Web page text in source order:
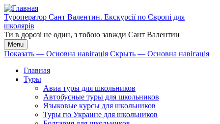
Перейти
к
основному
содержанию
Туроператор Сант Валентин. Екскурсії по Європі для
школярів
Ти в дорозі не один, з тобою завжди Сант Валентин
Menu
Основна
навігація
Показать — Основна навігація Скрыть — Основна навігація
Главная
Туры
Авиа туры для школьников
Автобусные туры для школьников
Языковые курсы для школьников
Туры по Украине для школьников